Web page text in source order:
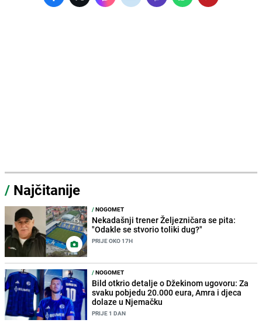
/ Najčitanije
/NOGOMET
Nekadašnji trener Željezničara se pita:
"Odakle se stvorio toliki dug?"
PRIJE OKO 17H
/NOGOMET
Bild otkrio detalje o Džekinom ugovoru: Za
svaku pobjedu 20.000 eura, Amra i djeca
dolaze u Njemačku
PRIJE 1 DAN